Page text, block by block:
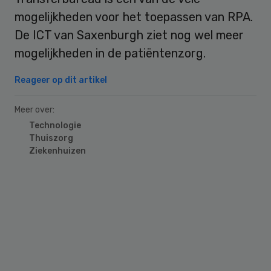
mogelijkheden voor het toepassen van RPA.
De ICT van Saxenburgh ziet nog wel meer
mogelijkheden in de patiëntenzorg.
Reageer op dit artikel
Meer over:
Technologie
Thuiszorg
Ziekenhuizen